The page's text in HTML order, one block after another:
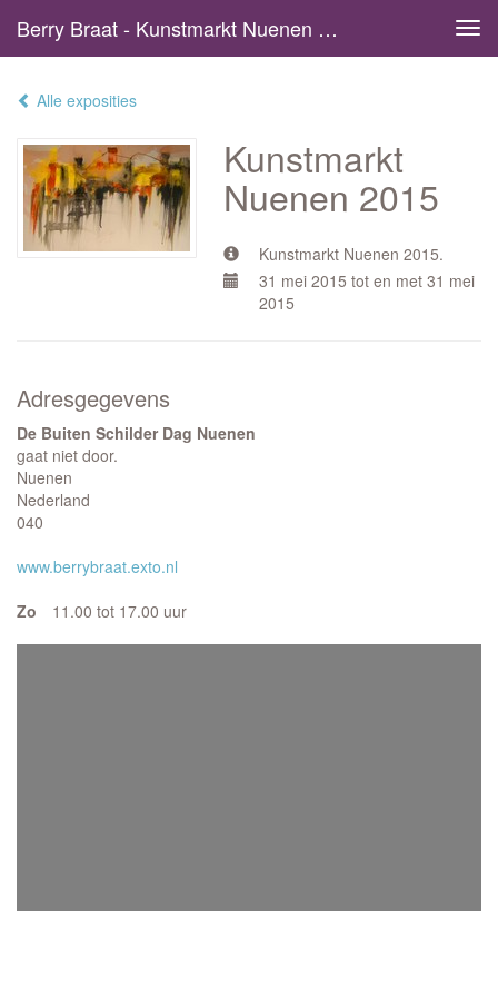
Berry Braat - Kunstmarkt Nuenen 2015
Alle exposities
Kunstmarkt
Nuenen 2015
Kunstmarkt Nuenen 2015.
31 mei 2015 tot en met 31 mei
2015
Adresgegevens
De Buiten Schilder Dag Nuenen
gaat niet door.
Nuenen
Nederland
040
www.berrybraat.exto.nl
Zo
11.00 tot 17.00 uur